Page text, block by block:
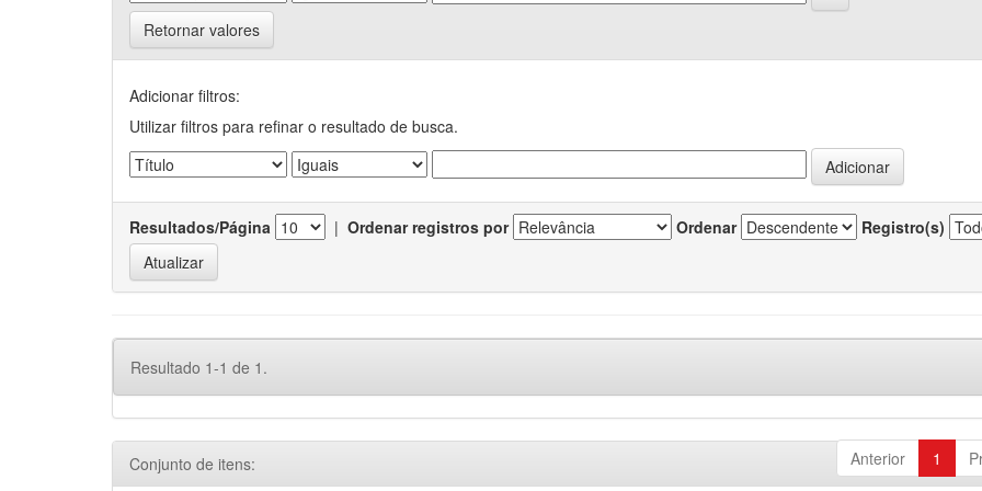
Retornar valores
Adicionar filtros:
Utilizar filtros para refinar o resultado de busca.
Resultados/Página | Ordenar registros por Ordenar Registro(s)
Resultado 1-1 de 1.
Anterior 1
Conjunto de itens: